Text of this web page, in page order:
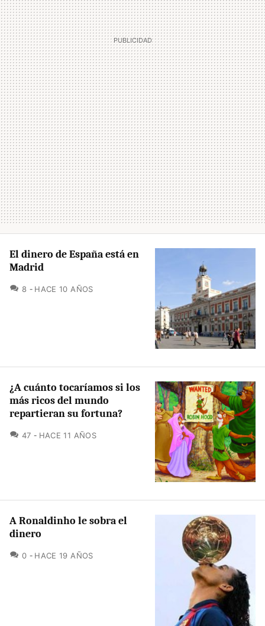
El dinero de España está en
Madrid
8 COMENTARIOS
HACE 10 AÑOS
¿A cuánto tocaríamos si los
más ricos del mundo
repartieran su fortuna?
47 COMENTARIOS
HACE 11 AÑOS
A Ronaldinho le sobra el
dinero
0 COMENTARIOS
HACE 19 AÑOS